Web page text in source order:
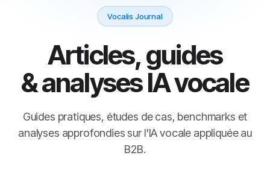
Vocalis Journal
Articles, guides
& analyses IA vocale
Guides pratiques, études de cas, benchmarks et
analyses approfondies sur l'IA vocale appliquée au
B2B.